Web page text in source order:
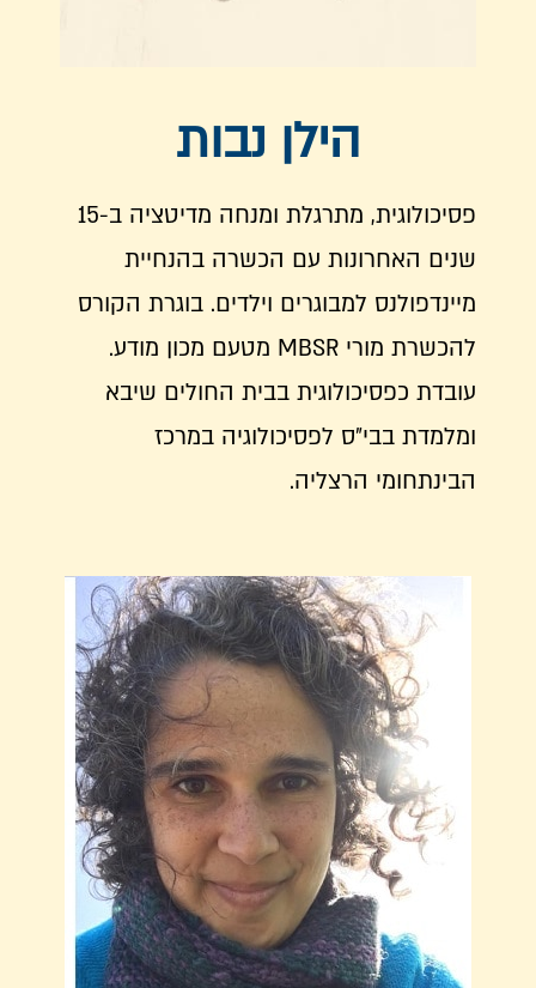
הילן נבות
פסיכולוגית, מתרגלת ומנחה מדיטציה ב-15
שנים האחרונות עם הכשרה בהנחיית
מיינדפולנס למבוגרים וילדים. בוגרת הקורס
להכשרת מורי MBSR מטעם מכון מודע.
עובדת כפסיכולוגית בבית החולים שיבא
ומלמדת בבי״ס לפסיכולוגיה במרכז
הבינתחומי הרצליה.